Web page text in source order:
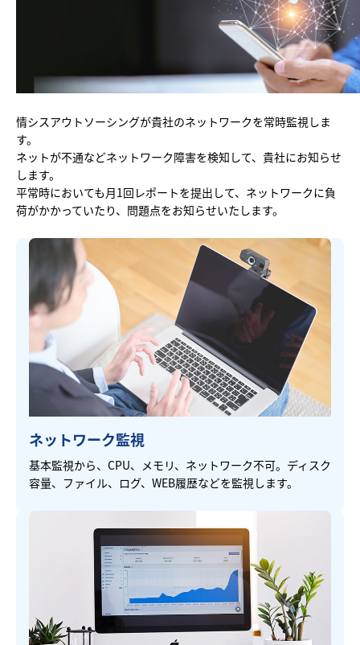
他社との違い
料金
導入の流れ
情シスアウトソーシングが貴社のネットワークを常時監視しま
す。
ネットが不通などネットワーク障害を検知して、貴社にお知らせ
します。
平常時においても月1回レポートを提出して、ネットワークに負
荷がかかっていたり、問題点をお知らせいたします。
ネットワーク監視
基本監視から、CPU、メモリ、ネットワーク不可。ディスク
容量、ファイル、ログ、WEB履歴などを監視します。